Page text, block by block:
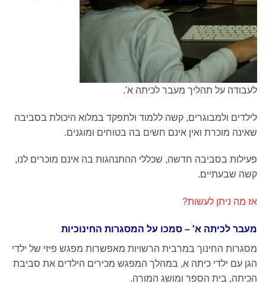
לעבודה על תהליך מעבר לכיתה א'.
לילדים ולמבוגרים, קשה ללמוד ולתפקד במלוא היכולת בסביבה
שאינה מוכרת ואין אינם חשים בה בטוחים ומוגנים.
פעילות בסביבה חדשה, שכללי ההתנהגות בה אינם מוכרים לנו,
קשה שבעתיים.
אז מה ניתן לעשות?
מעבר לכיתה א' – סמכו על המסגרות החינוכיות
מסגרות החינוך במרבית הרשויות מאפשרות מפגש פיזי של ילדי
הגן עם ילדי כיתה א, במהלך המפגש מכירים הילדים את סביבת
הכיתה, בית הספר ומושג המורה.